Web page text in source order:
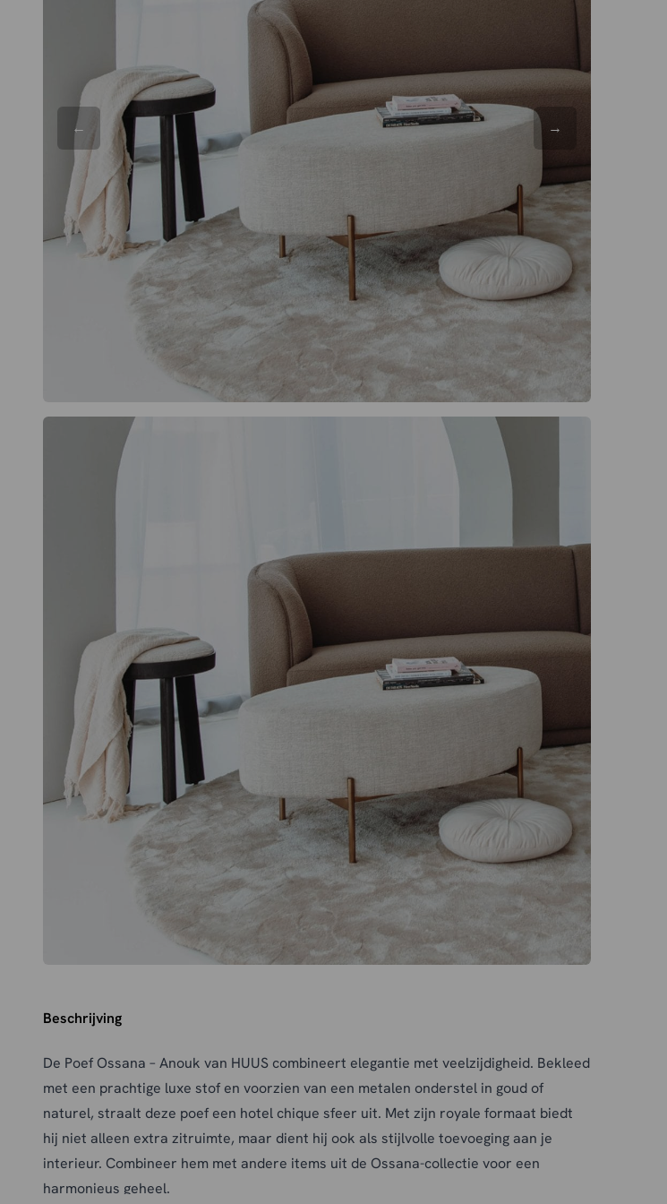
Beschrijving
De Poef Ossana – Anouk van HUUS combineert elegantie met veelzijdigheid. Bekleed
met een prachtige luxe stof en voorzien van een metalen onderstel in goud of
naturel, straalt deze poef een hotel chique sfeer uit. Met zijn royale formaat biedt
hij niet alleen extra zitruimte, maar dient hij ook als stijlvolle toevoeging aan je
interieur. Combineer hem met andere items uit de Ossana-collectie voor een
harmonieus geheel.